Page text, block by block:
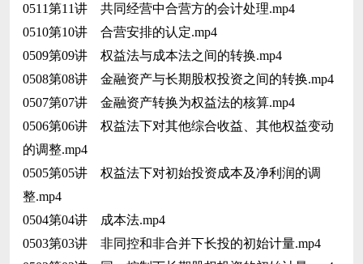
0511第11讲 共同经营中合营方的会计处理.mp4
0510第10讲 合营安排的认定.mp4
0509第09讲 权益法与成本法之间的转换.mp4
0508第08讲 金融资产与长期股权投资之间的转换.mp4
0507第07讲 金融资产转换为权益法的核算.mp4
0506第06讲 权益法下对其他综合收益、其他权益变动
的调整.mp4
0505第05讲 权益法下对初始投资成本及净利润的调
整.mp4
0504第04讲 成本法.mp4
0503第03讲 非同控和非合并下长投的初始计量.mp4